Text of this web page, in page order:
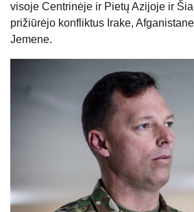
visoje Centrinėje ir Pietų Azijoje ir
prižiūrėjo konfliktus Irake,
Jemene.